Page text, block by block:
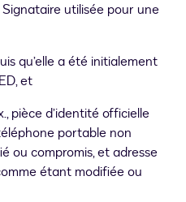
utilisée pour une
qu’elle a été initialement
et
pièce d’identité officielle
portable non
ou compromis, et adresse
étant modifiée ou